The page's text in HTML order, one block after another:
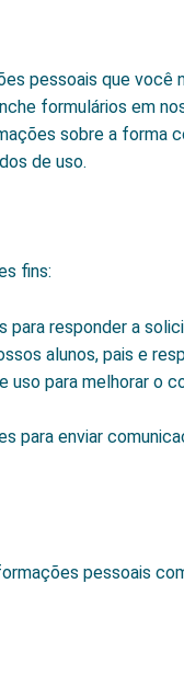
pessoais que
formulários em
sobre a forma
de uso.
fins:
para responder a
alunos, pais e
uso para melhorar o
para enviar
pessoais